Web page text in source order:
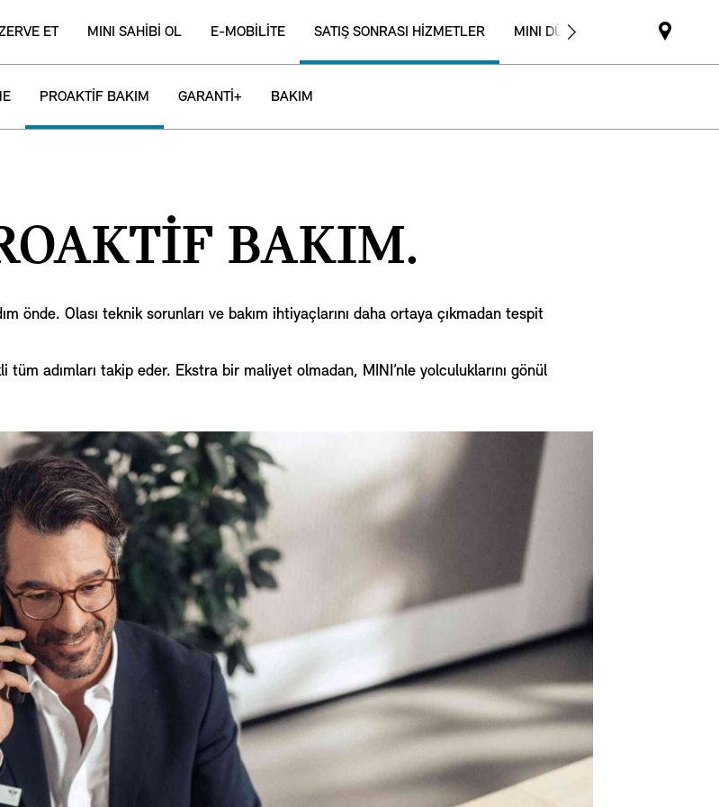
ET MINI SAHİBİ OL E-MOBİLİTE SATIŞ SONRASI HİZMETLER MINI DÜNYASI
Mini
dealer
PROAKTİF BAKIM GARANTİ+ BAKIM
BAKIM.
önde. Olası teknik sorunları ve bakım ihtiyaçlarını daha ortaya çıkmadan tespit
adımları takip eder. Ekstra bir maliyet olmadan, MINI’nle yolculuklarını gönül